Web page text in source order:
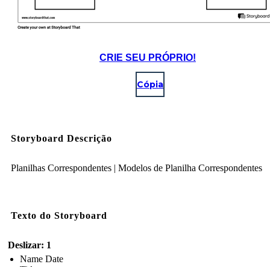
CRIE SEU PRÓPRIO!
Cópia
Storyboard Descrição
Planilhas Correspondentes | Modelos de Planilha Correspondentes
Texto do Storyboard
Deslizar: 1
Name Date